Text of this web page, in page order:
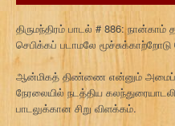
திருமந்திரம் பாடல் # 886:
செபிக்கப் படாமலே
ஆன்மிகத் திண்ணை என்னும்
நேரலையில் நடத்திய
பாடலுக்கான சிறு விளக்கம்.